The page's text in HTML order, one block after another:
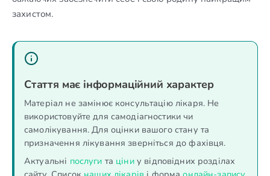
захистом.
Стаття має інформаційний характер
Матеріал не замінює консультацію лікаря. Не
використовуйте для самодіагностики чи
самолікування. Для оцінки вашого стану та
призначення лікування зверніться до фахівця.
Актуальні послуги та ціниу відповідних розділах